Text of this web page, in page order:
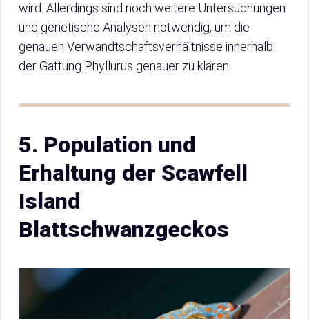
wird. Allerdings sind noch weitere Untersuchungen
und genetische Analysen notwendig, um die
genauen Verwandtschaftsverhältnisse innerhalb
der Gattung Phyllurus genauer zu klären.
5. Population und
Erhaltung der Scawfell
Island
Blattschwanzgeckos